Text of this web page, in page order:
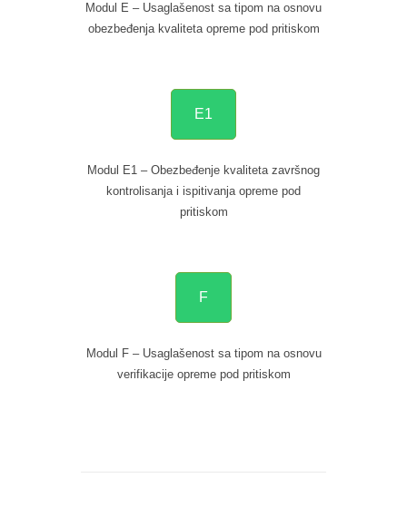
Modul E – Usaglašenost sa tipom na osnovu
obezbeđenja kvaliteta opreme pod pritiskom
E1
Modul E1 – Obezbeđenje kvaliteta završnog
kontrolisanja i ispitivanja opreme pod
pritiskom
F
Modul F – Usaglašenost sa tipom na osnovu
verifikacije opreme pod pritiskom